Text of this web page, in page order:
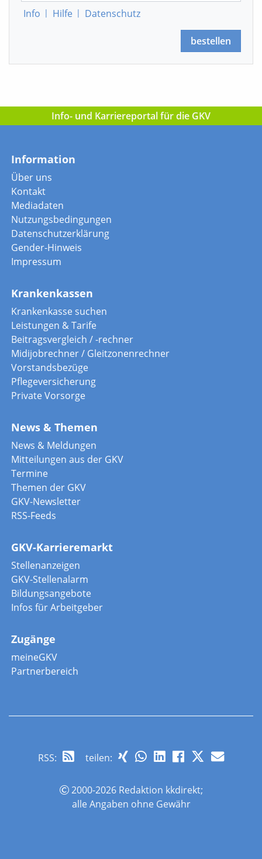
Info | Hilfe | Datenschutz
bestellen
Info- und Karriereportal für die GKV
Information
Über uns
Kontakt
Mediadaten
Nutzungsbedingungen
Datenschutzerklärung
Gender-Hinweis
Impressum
Krankenkassen
Krankenkasse suchen
Leistungen & Tarife
Beitragsvergleich / -rechner
Midijobrechner / Gleitzonenrechner
Vorstandsbezüge
Pflegeversicherung
Private Vorsorge
News & Themen
News & Meldungen
Mitteilungen aus der GKV
Termine
Themen der GKV
GKV-Newsletter
RSS-Feeds
GKV-Karrieremarkt
Stellenanzeigen
GKV-Stellenalarm
Bildungsangebote
Infos für Arbeitgeber
Zugänge
meineGKV
Partnerbereich
RSS: teilen:
2000-2026 Redaktion kkdirekt;
alle Angaben ohne Gewähr